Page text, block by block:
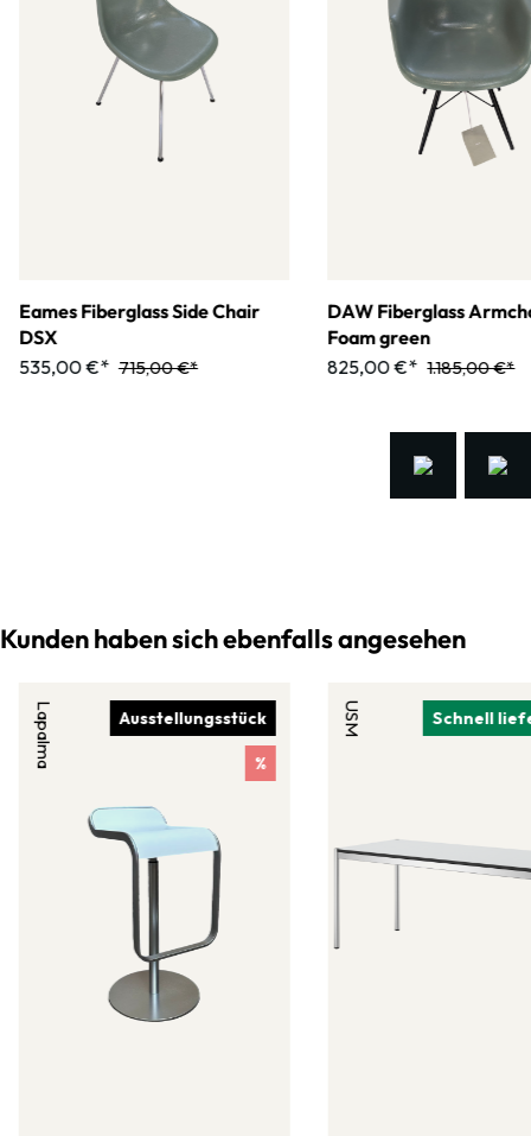
Eames Fiberglass Side Chair
DSX
535,00 €* 715,00 €*
DAW Fiberglass
Foam green
825,00 €* 1.185,00 €*
Kunden haben sich ebenfalls angesehen
Ausstellungsstück
%
Lapalma Schnell
USM